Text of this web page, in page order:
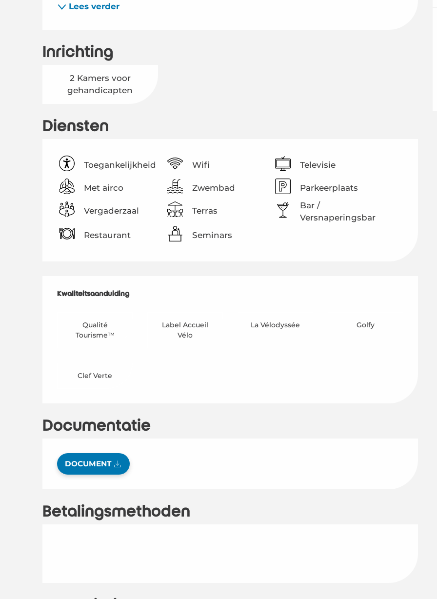
Lees verder
Inrichting
2 Kamers voor
gehandicapten
Diensten
Toegankelijkheid Wifi Televisie
Met airco Zwembad Parkeerplaats
Vergaderzaal Terras
Bar /
Versnaperingsbar
Restaurant
Seminars
Dienstverlening
Kwaliteitsaanduiding
Kwaliteitsaanduiding
Qualité
Tourisme™
Label Accueil
Vélo
La Vélodyssée Golfy
Clef Verte
Documentatie
DOCUMENT
Betalingsmethoden